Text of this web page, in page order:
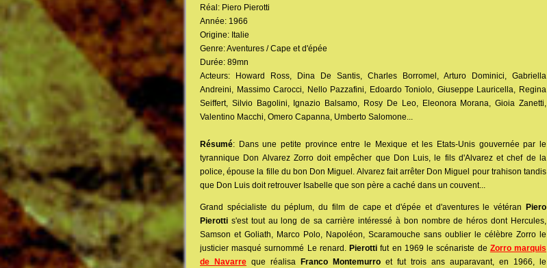
Réal: Piero Pierotti
Année: 1966
Origine: Italie
Genre: Aventures / Cape et d'épée
Durée: 89mn
Acteurs: Howard Ross, Dina De Santis, Charles Borromel, Arturo Dominici, Gabriella
Andreini, Massimo Carocci, Nello Pazzafini, Edoardo Toniolo, Giuseppe Lauricella, Regina
Seiffert, Silvio Bagolini, Ignazio Balsamo, Rosy De Leo, Eleonora Morana, Gioia Zanetti,
Valentino Macchi, Omero Capanna, Umberto Salomone...
Résumé: Dans une petite province entre le Mexique et les Etats-Unis gouvernée par le
tyrannique Don Alvarez Zorro doit empêcher que Don Luis, le fils d'Alvarez et chef de la
police, épouse la fille du bon Don Miguel. Alvarez fait arrêter Don Miguel pour trahison tandis
que Don Luis doit retrouver Isabelle que son père a caché dans un couvent...
Grand spécialiste du péplum, du film de cape et d'épée et d'aventures le vétéran
Piero
Pierotti s'est tout au long de sa carrière intéressé à bon nombre de héros dont Hercules,
Samson et Goliath, Marco Polo, Napoléon, Scaramouche sans oublier le célèbre Zorro le
justicier masqué surnommé Le renard. Pierotti fut en 1969 le scénariste de Zorro marquis
de Navarre que réalisa Franco Montemurro et fut trois ans auparavant, en 1966, le